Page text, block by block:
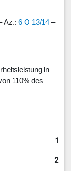
Az.: 6 O 13/14 –
in
110% des
1
2